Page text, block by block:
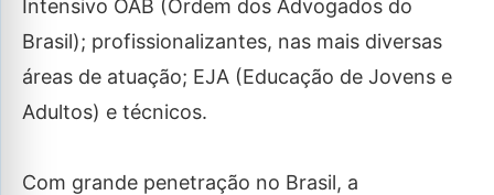
Intensivo OAB (Ordem dos Advogados do
Brasil); profissionalizantes, nas mais diversas
áreas de atuação; EJA (Educação de Jovens e
Adultos) e técnicos.
Com grande penetração no Brasil, a